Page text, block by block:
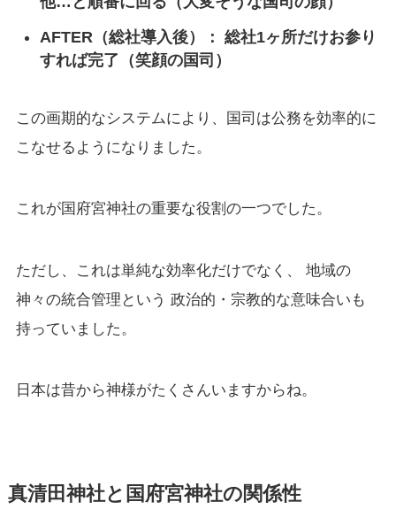
AFTER（総社導入後）： 総社1ヶ所だけお参り
すれば完了（笑顔の国司）
この画期的なシステムにより、国司は公務を効率的に
こなせるようになりました。
これが国府宮神社の重要な役割の一つでした。
ただし、これは単純な効率化だけでなく、 地域の
神々の統合管理という 政治的・宗教的な意味合いも
持っていました。
日本は昔から神様がたくさんいますからね。
真清田神社と国府宮神社の関係性